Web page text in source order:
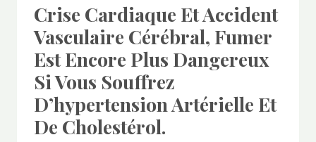
Crise Cardiaque Et Accident
Vasculaire Cérébral, Fumer
Est Encore Plus Dangereux
Si Vous Souffrez
D’hypertension Artérielle Et
De Cholestérol.